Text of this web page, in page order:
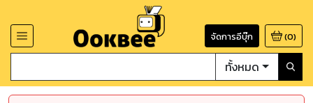
จัดการอีบุ๊ก (0)
ทั้งหมด